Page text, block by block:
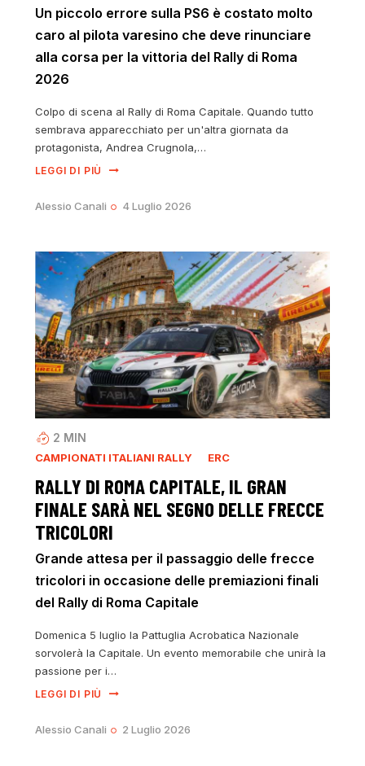
Un piccolo errore sulla PS6 è costato molto
caro al pilota varesino che deve rinunciare
alla corsa per la vittoria del Rally di Roma
2026
Colpo di scena al Rally di Roma Capitale. Quando tutto
sembrava apparecchiato per un'altra giornata da
protagonista, Andrea Crugnola,…
LEGGI DI PIÙ
Alessio Canali 4 Luglio 2026
2 MIN
CAMPIONATI ITALIANI RALLY ERC
RALLY DI ROMA CAPITALE, IL GRAN
FINALE SARÀ NEL SEGNO DELLE FRECCE
TRICOLORI
Grande attesa per il passaggio delle frecce
tricolori in occasione delle premiazioni finali
del Rally di Roma Capitale
Domenica 5 luglio la Pattuglia Acrobatica Nazionale
sorvolerà la Capitale. Un evento memorabile che unirà la
passione per i…
LEGGI DI PIÙ
Alessio Canali 2 Luglio 2026